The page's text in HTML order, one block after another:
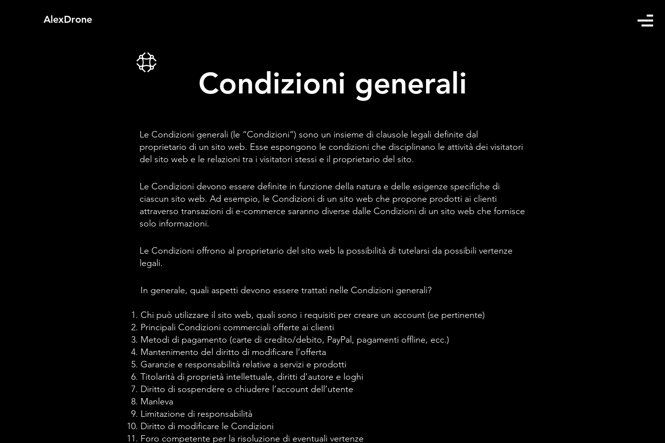
AlexDrone
Condizioni generali
Le Condizioni generali (le “Condizioni”) sono un insieme di clausole legali definite dal
proprietario di un sito web. Esse espongono le condizioni che disciplinano le attività dei visitatori
del sito web e le relazioni tra i visitatori stessi e il proprietario del sito.
Le Condizioni devono essere definite in funzione della natura e delle esigenze specifiche di
ciascun sito web. Ad esempio, le Condizioni di un sito web che propone prodotti ai clienti
attraverso transazioni di e-commerce saranno diverse dalle Condizioni di un sito web che fornisce
solo informazioni.
Le Condizioni offrono al proprietario del sito web la possibilità di tutelarsi da possibili vertenze
legali.
In generale, quali aspetti devono essere trattati nelle Condizioni generali?
Chi può utilizzare il sito web, quali sono i requisiti per creare un account (se pertinente)
Principali Condizioni commerciali offerte ai clienti
Metodi di pagamento (carte di credito/debito, PayPal, pagamenti offline, ecc.)
Mantenimento del diritto di modificare l’offerta
Garanzie e responsabilità relative a servizi e prodotti
Titolarità di proprietà intellettuale, diritti d’autore e loghi
Diritto di sospendere o chiudere l’account dell’utente
Manleva
Limitazione di responsabilità
Diritto di modificare le Condizioni
Foro competente per la risoluzione di eventuali vertenze